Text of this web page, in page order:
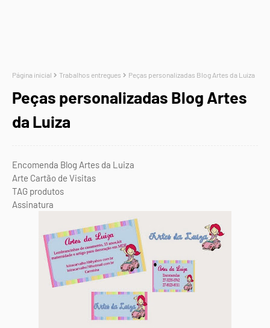
Página inicial Trabalhos entregues Peças personalizadas Blog Artes da Luiza
Peças personalizadas Blog Artes
da Luiza
Encomenda Blog Artes da Luiza
Arte Cartão de Visitas
TAG produtos
Assinatura